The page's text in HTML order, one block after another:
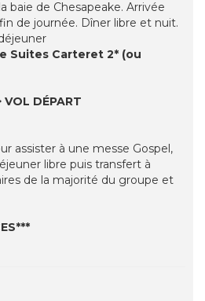
baie de Chesapeake. Arrivée
de journée. Dîner libre et nuit.
Suites Carteret 2* (ou
VOL DÉPART
assister à une messe Gospel,
libre puis transfert à
de la majorité du groupe et